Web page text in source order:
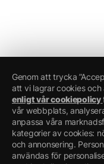
Genom att trycka
att vi lagrar cookies
enligt vår cookiepolicy
vår webbplats,
anpassa våra
kategorier av cookies:
och annonsering.
användas för